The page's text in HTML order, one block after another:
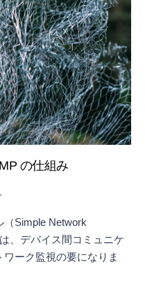
の仕組み
Simple Network
、デバイス間コミュニケ
ーク監視の要になりま